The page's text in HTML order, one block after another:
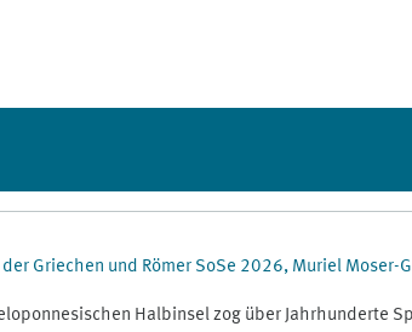
Griechen und Römer SoSe 2026, Muriel Moser-
Halbinsel zog über Jahrhunderte